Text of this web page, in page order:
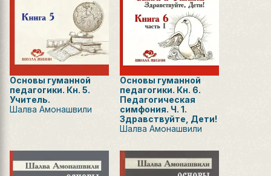
Основы гуманной
педагогики. Кн. 5.
Учитель.
Шалва Амонашвили
Основы гуманной
педагогики. Кн. 6.
Педагогическая
симфония. Ч. 1.
Здравствуйте, Дети!
Шалва Амонашвили